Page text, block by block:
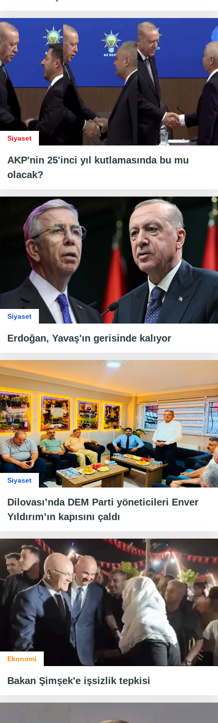
Siyaset
AKP'nin 25'inci yıl kutlamasında bu mu
olacak?
Siyaset
Erdoğan, Yavaş'ın gerisinde kalıyor
Siyaset
Dilovası’nda DEM Parti yöneticileri Enver
Yıldırım’ın kapısını çaldı
Ekonomi
Bakan Şimşek'e işsizlik tepkisi